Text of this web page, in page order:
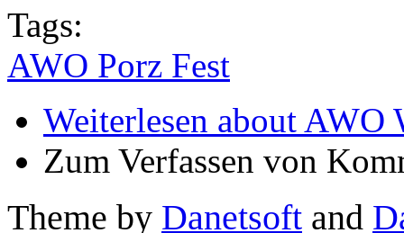
Tags:
AWO Porz Fest
Weiterlesen about AWO
Zum Verfassen von
Theme by Danetsoft and